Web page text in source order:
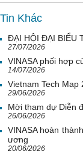
Tin Khác
ĐẠI HỘI ĐẠI BIỂU
27/07/2026
VINASA phối hợp
14/07/2026
Vietnam Tech
29/06/2026
Mời tham dự Diễn
26/06/2026
VINASA hoàn
ương
20/06/2026